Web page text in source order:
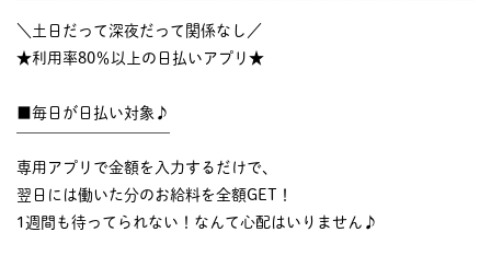
＼土日だって深夜だって関係なし／
★利用率80％以上の日払いアプリ★
■毎日が日払い対象♪
専用アプリで金額を入力するだけで、
翌日には働いた分のお給料を全額GET！
1週間も待ってられない！なんて心配はいりません♪